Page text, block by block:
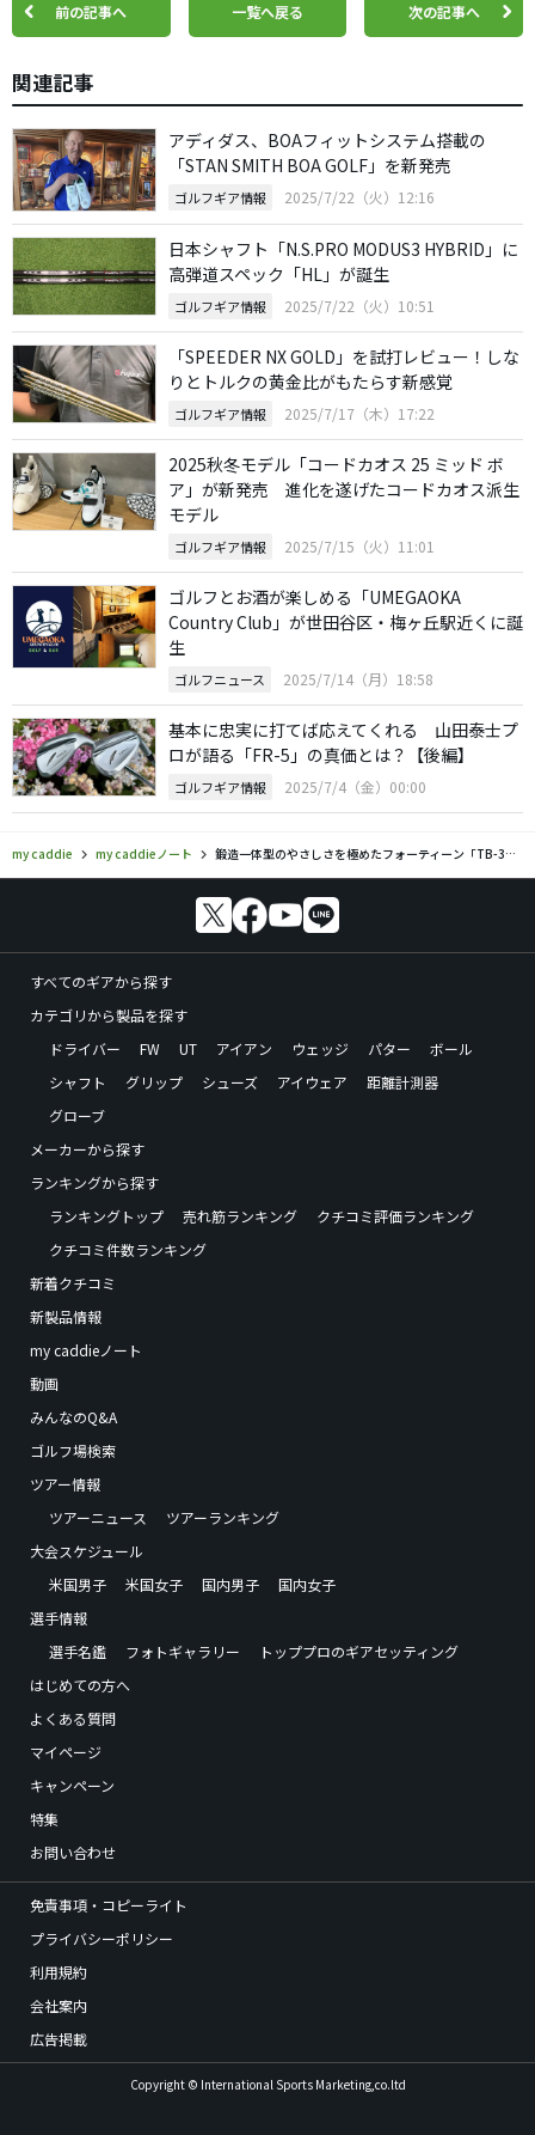
前の記事へ 一覧へ戻る 次の記事へ
関連記事
アディダス、BOAフィットシステム搭載の
「STAN SMITH BOA GOLF」を新発売
ゴルフギア情報 2025/7/22（火）12:16
日本シャフト「N.S.PRO MODUS3 HYBRID」に
高弾道スペック「HL」が誕生
ゴルフギア情報 2025/7/22（火）10:51
「SPEEDER NX GOLD」を試打レビュー！しな
りとトルクの黄金比がもたらす新感覚
ゴルフギア情報 2025/7/17（木）17:22
2025秋冬モデル「コードカオス 25 ミッド ボ
ア」が新発売 進化を遂げたコードカオス派生
モデル
ゴルフギア情報 2025/7/15（火）11:01
ゴルフとお酒が楽しめる「UMEGAOKA
Country Club」が世田谷区・梅ヶ丘駅近くに誕
生
ゴルフニュース 2025/7/14（月）18:58
基本に忠実に打てば応えてくれる 山田泰士プ
ロが語る「FR-5」の真価とは？【後編】
ゴルフギア情報 2025/7/4（金）00:00
my caddie my caddieノート 鍛造一体型のやさしさを極めたフォーティーン「TB-3」アイアン開発者インタビュー
すべてのギアから探す
カテゴリから製品を探す
ドライバー
FW UT アイアン ウェッジ パター
ボール
シャフト
グリップ シューズ アイウェア
距離計測器
グローブ
メーカーから探す
ランキングから探す
ランキングトップ
売れ筋ランキング
クチコミ評価ランキング
クチコミ件数ランキング
新着クチコミ
新製品情報
my caddieノート
動画
みんなのQ&A
ゴルフ場検索
ツアー情報
ツアーニュース
ツアーランキング
大会スケジュール
米国男子
米国女子 国内男子
国内女子
選手情報
選手名鑑
フォトギャラリー
トッププロのギアセッティング
はじめての方へ
よくある質問
マイページ
キャンペーン
特集
お問い合わせ
免責事項・コピーライト
プライバシーポリシー
利用規約
会社案内
広告掲載
Copyright © International Sports Marketing,co.ltd